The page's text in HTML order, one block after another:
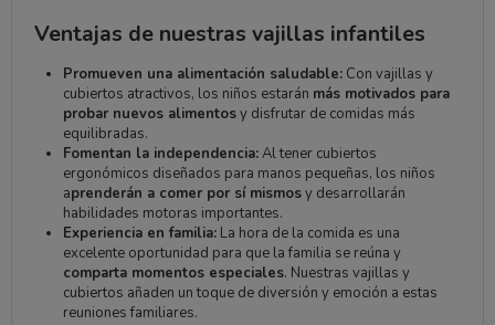
Ventajas de nuestras vajillas infantiles
Promueven una alimentación saludable:Con vajillas y
cubiertos atractivos, los niños estarán más motivados para
probar nuevos alimentosy disfrutar de comidas más
equilibradas.
Fomentan la independencia:Al tener cubiertos
ergonómicos diseñados para manos pequeñas, los niños
aprenderán a comer por sí mismosy desarrollarán
habilidades motoras importantes.
Experiencia en familia:La hora de la comida es una
excelente oportunidad para que la familia se reúna y
comparta momentos especiales. Nuestras vajillas y
cubiertos añaden un toque de diversión y emoción a estas
reuniones familiares.